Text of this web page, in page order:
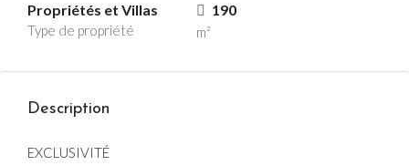
Propriétés et Villas
Type de propriété
190
m²
Description
EXCLUSIVITÉ